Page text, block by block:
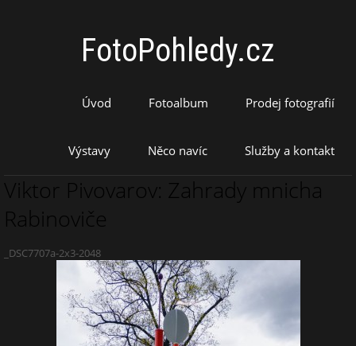
FotoPohledy.cz
Úvod Fotoalbum Prodej fotografií
Výstavy Něco navíc Služby a kontakt
Viktor Pivovarov: Zahrady mnicha
Rabinoviče
_DSC7707a-2x3-2048